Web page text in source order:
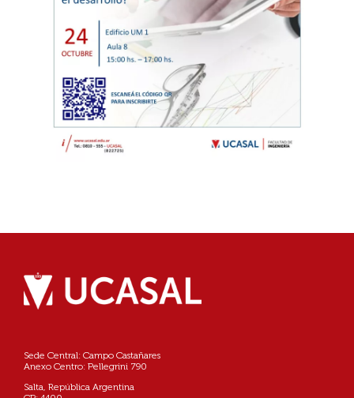
Sede Central: Campo Castañares
Anexo Centro: Pellegrini 790
Salta, República Argentina